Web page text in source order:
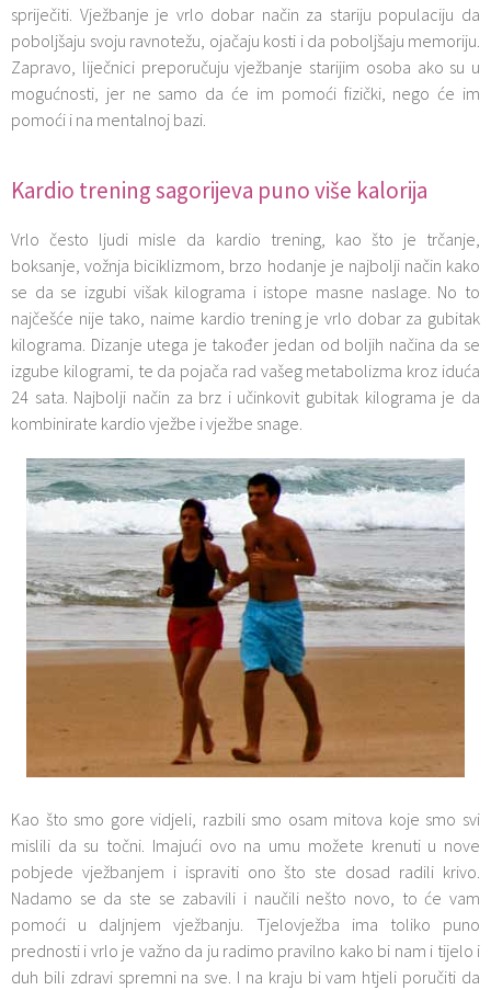
spriječiti. Vježbanje je vrlo dobar način za stariju populaciju da
poboljšaju svoju ravnotežu, ojačaju kosti i da poboljšaju memoriju.
Zapravo, liječnici preporučuju vježbanje starijim osoba ako su u
mogućnosti, jer ne samo da će im pomoći fizički, nego će im
pomoći i na mentalnoj bazi.
Kardio trening sagorijeva puno više kalorija
Vrlo često ljudi misle da kardio trening, kao što je trčanje,
boksanje, vožnja biciklizmom, brzo hodanje je najbolji način kako
se da se izgubi višak kilograma i istope masne naslage. No to
najčešće nije tako, naime kardio trening je vrlo dobar za gubitak
kilograma. Dizanje utega je također jedan od boljih načina da se
izgube kilogrami, te da pojača rad vašeg metabolizma kroz iduća
24 sata. Najbolji način za brz i učinkovit gubitak kilograma je da
kombinirate kardio vježbe i vježbe snage.
Kao što smo gore vidjeli, razbili smo osam mitova koje smo svi
mislili da su točni. Imajući ovo na umu možete krenuti u nove
pobjede vježbanjem i ispraviti ono što ste dosad radili krivo.
Nadamo se da ste se zabavili i naučili nešto novo, to će vam
pomoći u daljnjem vježbanju. Tjelovježba ima toliko puno
prednosti i vrlo je važno da ju radimo pravilno kako bi nam i tijelo i
duh bili zdravi spremni na sve. I na kraju bi vam htjeli poručiti da